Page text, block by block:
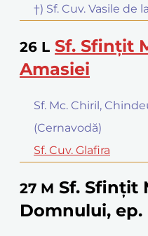
†) Sf. Cuv. Vasile de
26 L Sf. Sfințit
Amasiei
Sf. Mc. Chiril,
(Cernavodă)
Sf. Cuv. Glafira
27 M Sf. Sfințit
Domnului,